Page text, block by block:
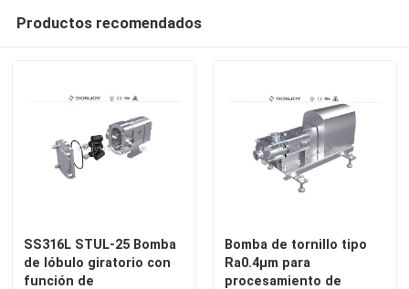
Productos recomendados
SS316L STUL-25 Bomba
de lóbulo giratorio con
función de
Bomba de tornillo tipo
Ra0.4μm para
procesamiento de